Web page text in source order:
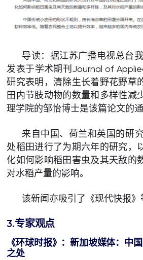
导读：据江苏广播电视总台我
发表于学术期刊Journal of
研究表明，清除生长着野花野草
田内节肢动物的数量和多样性减
理学院的邹怡博士是该篇论文的通
来自中国、荷兰和英国的研
处稻田进行了为期六年的研究，
化如何影响稻田害虫及其天敌的
对水稻产量的影响。
该新闻亦吸引了《现代快报》
3.专家观点
《环球时报》 ：新加坡媒体：中
之处